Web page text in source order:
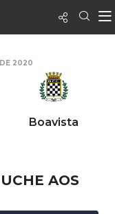
2020
Boavista
AOS